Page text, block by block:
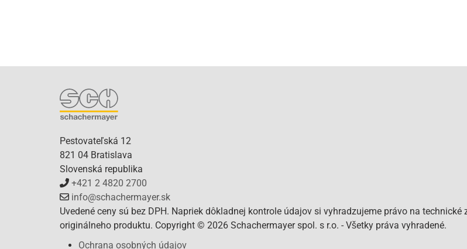
Pestovateľská 12
821 04 Bratislava
Slovenská republika
+421 2 4820 2700
info@schachermayer.sk
Uvedené ceny sú bez DPH. Napriek dôkladnej kontrole údajov si vyhradzujeme právo na
originálneho produktu. Copyright © 2026 Schachermayer spol. s r.o. - Všetky práva vyhradené.
Ochrana osobných údajov